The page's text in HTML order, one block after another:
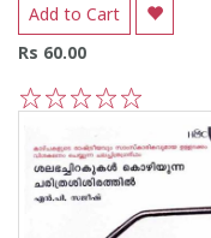
Add to Cart
Rs 60.00